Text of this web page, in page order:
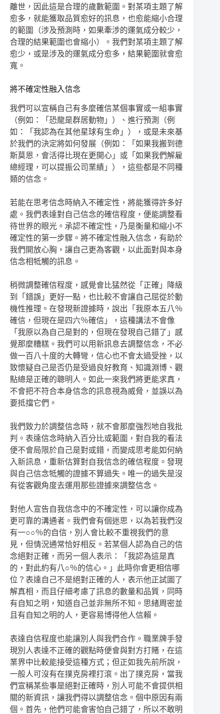
離世，因此這是合理的歲數範圍。對某項主題了解
愈多，就能獲取品質愈好的訊息，也愈能縮小合理
的範圍（涉及預測時，如果牽涉的運氣成分較少，
合理的結果範圍也會縮小）。我們對某項主題了解
愈少，或是涉及的運氣成分愈多，結果範圍就會愈
寬。
將不確定性融入信念
我們可以宣稱自己有多麼確信某個事實或一組事實
（例如：「恐龍是群居動物」）、進行預測（例
如：「我認為在其他星球有生命」），或是未來基
於我們的決定將如何發展（例如：「如果我搬到德
斯莫恩，會活得比現在更開心」或「如果我們解雇
總經理，可以提振公司業績」），這些都是不同種
類的信念。
若能在思考信念時納入不確定性，將能獲得許多好
處。我們表達對自己信念的確信程度，便能調整看
待世界的眼光。承認不確定性，乃是衡量和縮小不
確定性的第一步驟。將不確定性融入信念，有助於
我們開放心胸，讓自己更為客觀，以此面對與本身
信念相牴觸的訊息。
稍微調整確信程度，感覺會比猛然從「正確」降級
到「錯誤」更好一點，也比較不會讓自己屈從於動
機性推理。在發現新證據時，說出「我原本五八％
確信，但現在是四六％確信」，這種講法不會像
「我原以為自己是對的，但現在發現自己錯了」感
覺那麼糟糕。我們可以用新訊息去調整信念，不必
做一百八十度的大轉彎，信心也不會太過受挫，以
致懷疑自己是否仍是受過良好教育、知識淵博、觀
點總是正確的聰明人。如此一來我們將更能求真，
不會把不符合本身信念的訊息視為威脅，並誤以為
要抵擋它們。
我們致力於調整信念時，就不會那麼強烈地自我批
判。表達信念時納入百分比或範圍，對自我的看法
便不會局限於自己是對或錯，而變成思考能如何納
入新訊息，重新估算對自我信念的確信程度。發現
與自己信念牴觸的證據不算過失。唯一的過失是沒
有從客觀角度去運用那些證據來調整信念。
對他人宣告自我信念中的不確定性，可以讓你成為
更可靠的溝通者。我們會有個迷思，以為若我們沒
有一○○％的自信，別人會比較不重視我們的意
見，但情況通常恰好相反。若某個人認為自己的信
念絕對正確，而另一個人表示：「我認為這是真
的，對此約有八○％的信心。」此時你會更相信哪
位？表達自己不是絕對正確的人，表示他正試圖了
解真相，而且仔細考慮了訊息的數量和品質，同時
有自知之明，知道自己並非無所不知。思緒周密並
且有自知之明的人，更容易博得他人信賴。
表達自信程度也能讓別人與我們合作。職業牌手發
現別人表達不正確的觀點時便會與對方打賭，在這
業界中比較能接受這種方式；但正如我先前所說，
一般人可沒有在撲克房裡打滾。出了撲克房，當我
們宣稱某些事是絕對正確時，別人可能不會提供相
關的新資訊，讓我們得以調整信念。個中原因有兩
個。首先，他們可能會害怕自己錯了，所以不敢明